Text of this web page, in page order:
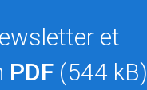
et
PDF (544 kB)